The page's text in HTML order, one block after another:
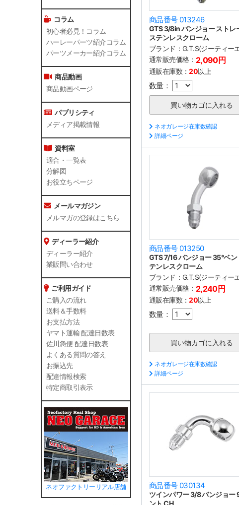
コラム
初心者必見！コラム
ハーレーパーツ紹介コラム
パーツメーカー紹介コラム
商品動画
商品動画ページ
パブリシティ
メディア掲載情報
資料室
適合・一覧表
分解図
お役立ちページ
メールマガジン
メルマガの登録はこちら
ディーラー紹介
ディーラー紹介
業販問い合わせ
ご利用ガイド
ご購入の流れ
送料＆手数料
お支払方法
ヤマト運輸 配達日数表
佐川急便 配達日数表
よくある質問の答え
お振込先
配達情報検索
特定商取引表示
ネオファクトリーリアル店舗
商品番号 013246
GTS 3/8in バンジョー ストレ
ステンレスクローム
ブランド： G.T.S(ジーティー
通常販売価格： 2,090円
通販在庫数：20以上
数量：
ネオガレージ在庫数確認
詳細ページ
商品番号 013250
GTS 7/16 バンジョー 35°ベン
テンレスクローム
ブランド： G.T.S(ジーティー
通常販売価格： 2,240円
通販在庫数：20以上
数量：
ネオガレージ在庫数確認
詳細ページ
商品番号 030134
ツインパワー 3/8 バンジョー